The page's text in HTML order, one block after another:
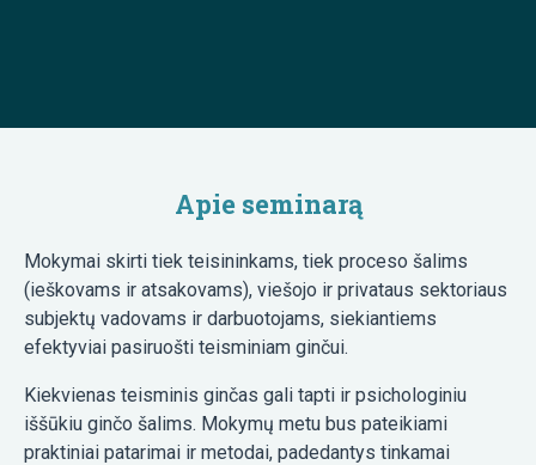
Apie seminarą
Mokymai skirti tiek teisininkams, tiek proceso šalims
(ieškovams ir atsakovams), viešojo ir privataus sektoriaus
subjektų vadovams ir darbuotojams, siekiantiems
efektyviai pasiruošti teisminiam ginčui.
Kiekvienas teisminis ginčas gali tapti ir psichologiniu
iššūkiu ginčo šalims. Mokymų metu bus pateikiami
praktiniai patarimai ir metodai, padedantys tinkamai